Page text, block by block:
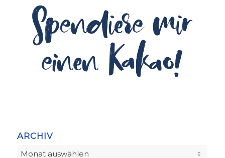
ARCHIV